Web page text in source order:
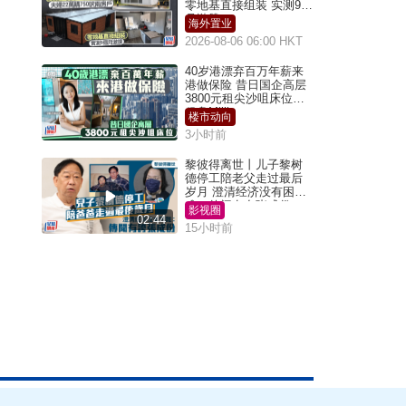
零地基直接组装 实测9个
月激赞
海外置业
2026-08-06 06:00 HKT
40岁港漂弃百万年薪来
港做保险 昔日国企高层
3800元租尖沙咀床位｜
租盘Million
楼市动向
3小时前
02:44
黎彼得离世丨儿子黎树
德停工陪老父走过最后
岁月 澄清经济没有困
难：传闻有夸张成份
影视圈
15小时前